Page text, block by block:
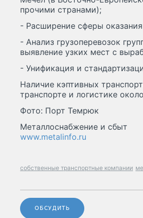
прочими странами);
- Расширение сферы
- Анализ грузоперевозок
выявление узких мест с
- Унификация и
Наличие кэптивных
транспорте и логистике
Фото: Порт Темрюк
Металлоснабжение и сбыт
www.metalinfo.ru
собственные транспортные компании
ОБСУДИТЬ